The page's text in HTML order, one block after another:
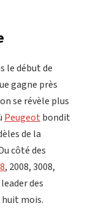
le début de
gagne près
se révèle plus
Peugeot bondit
de la
côté des
, 2008, 3008,
des
huit mois.